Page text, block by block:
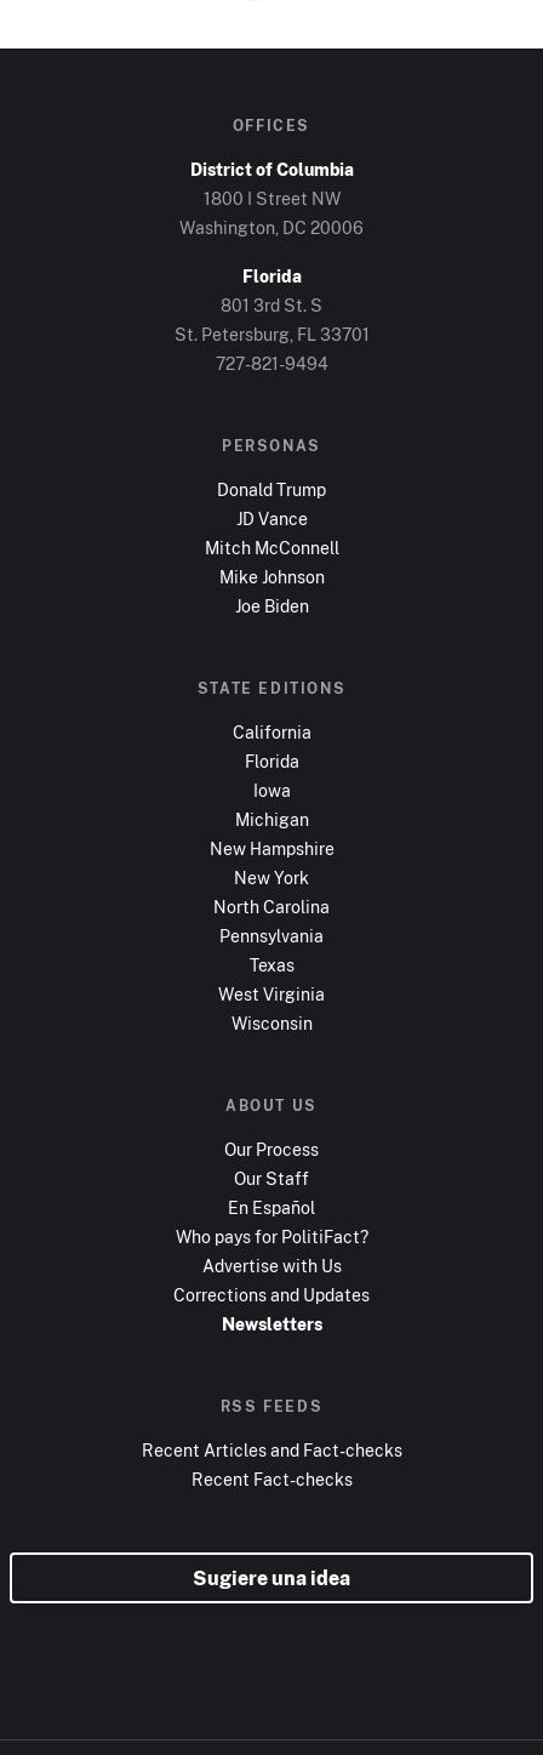
OFFICES
District of Columbia
1800 I Street NW
Washington, DC 20006
Florida
801 3rd St. S
St. Petersburg, FL 33701
727-821-9494
PERSONAS
Donald Trump
JD Vance
Mitch McConnell
Mike Johnson
Joe Biden
STATE EDITIONS
California
Florida
Iowa
Michigan
New Hampshire
New York
North Carolina
Pennsylvania
Texas
West Virginia
Wisconsin
ABOUT US
Our Process
Our Staff
En Español
Who pays for PolitiFact?
Advertise with Us
Corrections and Updates
Newsletters
RSS FEEDS
Recent Articles and Fact-checks
Recent Fact-checks
Sugiere una idea